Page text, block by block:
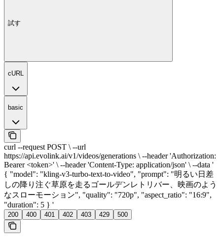
試す
cURL
basic
curl --request POST \ --url
https://api.evolink.ai/v1/videos/generations \ --header 'Authorization:
Bearer <token>' \ --header 'Content-Type: application/json' \ --data '
{ "model": "kling-v3-turbo-text-to-video", "prompt": "明るい日差
しの降り注ぐ草原を走るゴールデンレトリバー、映画のよう
なスローモーション", "quality": "720p", "aspect_ratio": "16:9",
"duration": 5 } '
200 400 401 402 403 429 500